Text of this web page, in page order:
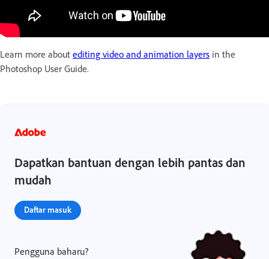
Learn more about editing video and animation layers in the
Photoshop User Guide.
Dapatkan bantuan dengan lebih pantas dan
mudah
Daftar masuk
Pengguna baharu?